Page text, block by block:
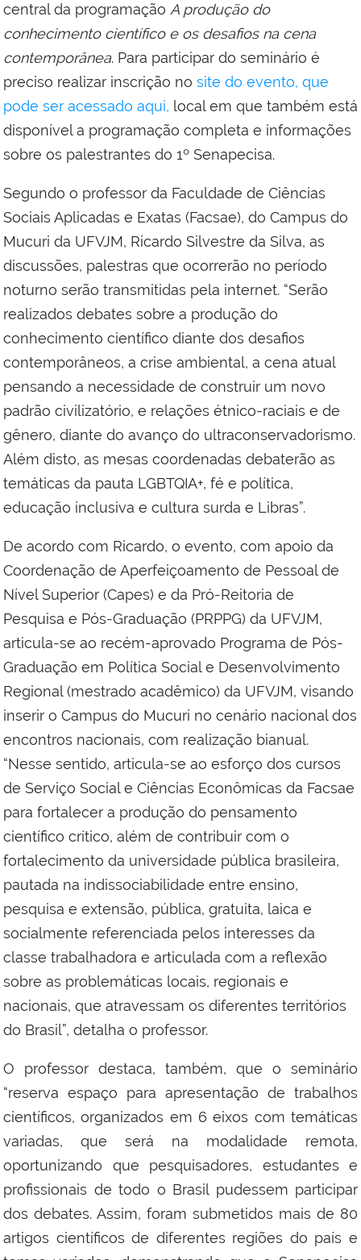
central da programação A produção do
conhecimento científico e os desafios na cena
contemporânea. Para participar do seminário é
preciso realizar inscrição no site do evento, que
pode ser acessado aqui, local em que também está
disponível a programação completa e informações
sobre os palestrantes do 1º Senapecisa.
Segundo o professor da Faculdade de Ciências
Sociais Aplicadas e Exatas (Facsae), do Campus do
Mucuri da UFVJM, Ricardo Silvestre da Silva, as
discussões, palestras que ocorrerão no período
noturno serão transmitidas pela internet. “Serão
realizados debates sobre a produção do
conhecimento científico diante dos desafios
contemporâneos, a crise ambiental, a cena atual
pensando a necessidade de construir um novo
padrão civilizatório, e relações étnico-raciais e de
gênero, diante do avanço do ultraconservadorismo.
Além disto, as mesas coordenadas debaterão as
temáticas da pauta LGBTQIA+, fé e política,
educação inclusiva e cultura surda e Libras”.
De acordo com Ricardo, o evento, com apoio da
Coordenação de Aperfeiçoamento de Pessoal de
Nível Superior (Capes) e da Pró-Reitoria de
Pesquisa e Pós-Graduação (PRPPG) da UFVJM,
articula-se ao recém-aprovado Programa de Pós-
Graduação em Política Social e Desenvolvimento
Regional (mestrado acadêmico) da UFVJM, visando
inserir o Campus do Mucuri no cenário nacional dos
encontros nacionais, com realização bianual.
“Nesse sentido, articula-se ao esforço dos cursos
de Serviço Social e Ciências Econômicas da Facsae
para fortalecer a produção do pensamento
científico crítico, além de contribuir com o
fortalecimento da universidade pública brasileira,
pautada na indissociabilidade entre ensino,
pesquisa e extensão, pública, gratuita, laica e
socialmente referenciada pelos interesses da
classe trabalhadora e articulada com a reflexão
sobre as problemáticas locais, regionais e
nacionais, que atravessam os diferentes territórios
do Brasil”, detalha o professor.
O professor destaca, também, que o seminário
“reserva espaço para apresentação de trabalhos
científicos, organizados em 6 eixos com temáticas
variadas, que será na modalidade remota,
oportunizando que pesquisadores, estudantes e
profissionais de todo o Brasil pudessem participar
dos debates. Assim, foram submetidos mais de 80
artigos científicos de diferentes regiões do país e